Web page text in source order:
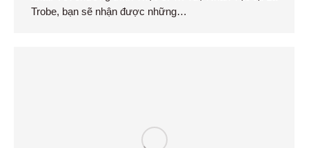
Trobe, bạn sẽ nhận được những…